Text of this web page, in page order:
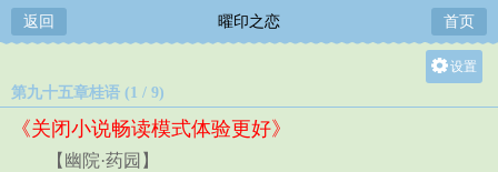
返回 曜印之恋 首页
设置
第九十五章桂语 (1 / 9)
《关闭小说畅读模式体验更好》
【幽院·药园】